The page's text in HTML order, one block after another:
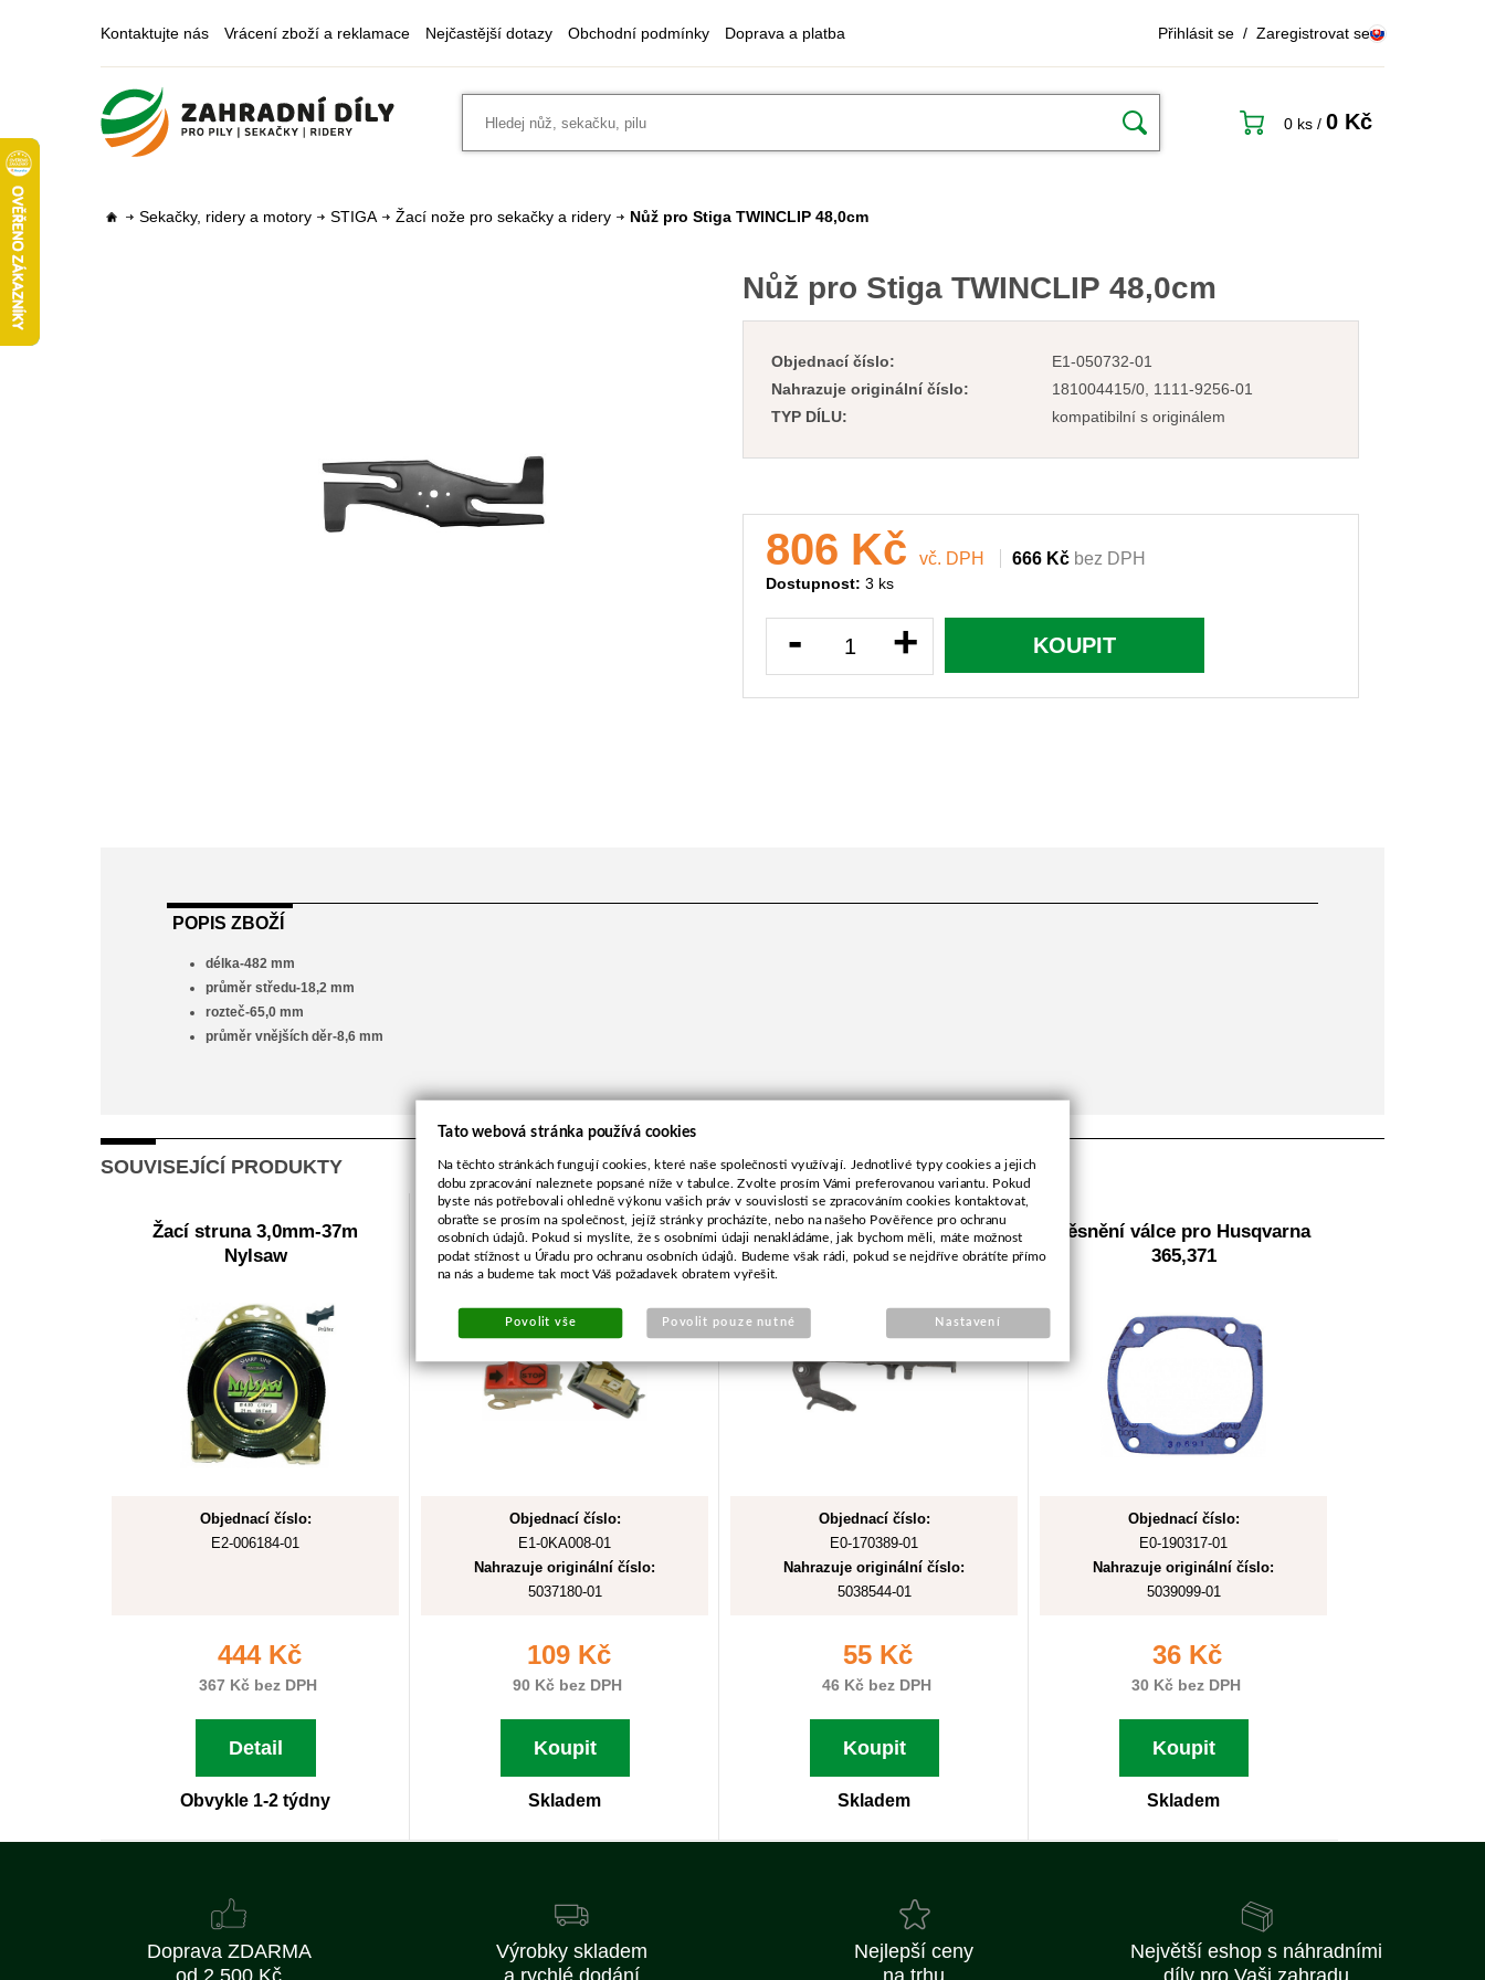
Kontaktujte nás Vrácení zboží a reklamace Nejčastější dotazy Obchodní podmínky Doprava a platba Přihlásit se / Zaregistrovat se
0 ks / 0 Kč
Sekačky, ridery a motory STIGA Žací nože pro sekačky a ridery Nůž pro Stiga TWINCLIP 48,0cm
Nůž pro Stiga TWINCLIP 48,0cm
Objednací číslo:
E1-050732-01
Nahrazuje originální číslo:
181004415/0, 1111-9256-01
TYP DÍLU:
kompatibilní s originálem
806 Kč vč. DPH 666 Kč bez DPH
Dostupnost: 3 ks
- + KOUPIT
POPIS ZBOŽÍ
délka-482 mm
průměr středu-18,2 mm
rozteč-65,0 mm
průměr vnějších děr-8,6 mm
SOUVISEJÍCÍ PRODUKTY
Žací struna 3,0mm-37m
Nylsaw
Objednací číslo:
E2-006184-01
444 Kč
367 Kč bez DPH
Detail
Obvykle 1-2 týdny
STOP-spínač pro Husqvarna
40,45
Objednací číslo:
E1-0KA008-01
Nahrazuje originální číslo:
5037180-01
109 Kč
90 Kč bez DPH
Koupit
Skladem
Pojistná páčka pro Husqvarna
340,345,350
Objednací číslo:
E0-170389-01
Nahrazuje originální číslo:
5038544-01
55 Kč
46 Kč bez DPH
Koupit
Skladem
Těsnění válce pro Husqvarna
365,371
Objednací číslo:
E0-190317-01
Nahrazuje originální číslo:
5039099-01
36 Kč
30 Kč bez DPH
Koupit
Skladem
Doprava ZDARMA
od 2 500 Kč
Výrobky skladem
a rychlé dodání
Nejlepší ceny
na trhu
Největší eshop s náhradními
díly pro Vaši zahradu
Tato webová stránka používá cookies
Na těchto stránkách fungují cookies, které naše společnosti využívají. Jednotlivé typy cookies a jejich
dobu zpracování naleznete popsané níže v tabulce. Zvolte prosím Vámi preferovanou variantu. Pokud
byste nás potřebovali ohledně výkonu vašich práv v souvislosti se zpracováním cookies kontaktovat,
obraťte se prosím na společnost, jejíž stránky procházíte, nebo na našeho Pověřence pro ochranu
osobních údajů. Pokud si myslíte, že s osobními údaji nenakládáme, jak bychom měli, máte možnost
podat stížnost u Úřadu pro ochranu osobních údajů. Budeme však rádi, pokud se nejdříve obrátíte přímo
na nás a budeme tak moct Váš požadavek obratem vyřešit.
Povolit vše Povolit pouze nutné Nastavení